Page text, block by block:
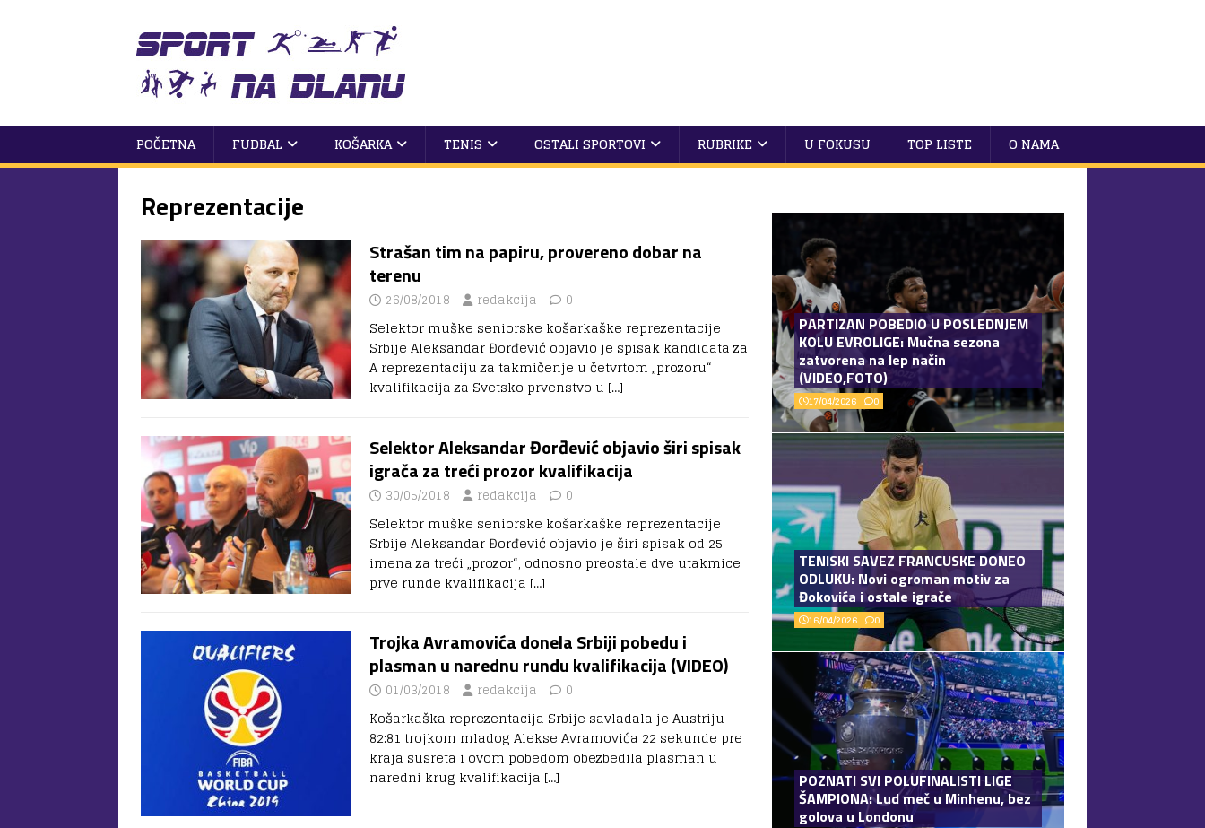
POČETNA FUDBAL KOŠARKA TENIS OSTALI SPORTOVI RUBRIKE U FOKUSU TOP LISTE O NAMA
Reprezentacije
Strašan tim na papiru, provereno dobar na
terenu
26/08/2018 redakcija 0
Selektor muške seniorske košarkaške reprezentacije
Srbije Aleksandar Đorđević objavio je spisak kandidata za
A reprezentaciju za takmičenje u četvrtom „prozoru“
kvalifikacija za Svetsko prvenstvo u […]
Selektor Aleksandar Đorđević objavio širi spisak
igrača za treći prozor kvalifikacija
30/05/2018 redakcija 0
Selektor muške seniorske košarkaške reprezentacije
Srbije Aleksandar Đorđević objavio je širi spisak od 25
imena za treći „prozor“, odnosno preostale dve utakmice
prve runde kvalifikacija […]
Trojka Avramovića donela Srbiji pobedu i
plasman u narednu rundu kvalifikacija (VIDEO)
01/03/2018 redakcija 0
Košarkaška reprezentacija Srbije savladala je Austriju
82:81 trojkom mladog Alekse Avramovića 22 sekunde pre
kraja susreta i ovom pobedom obezbedila plasman u
naredni krug kvalifikacija […]
PARTIZAN POBEDIO U POSLEDNJEM
KOLU EVROLIGE: Mučna sezona
zatvorena na lep način
(VIDEO,FOTO)
17/04/2026 0
TENISKI SAVEZ FRANCUSKE DONEO
ODLUKU: Novi ogroman motiv za
Đokovića i ostale igrače
16/04/2026 0
POZNATI SVI POLUFINALISTI LIGE
ŠAMPIONA: Lud meč u Minhenu, bez
golova u Londonu